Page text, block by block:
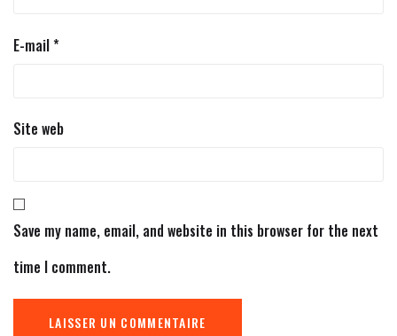
E-mail*
Site web
Save my name, email, and website in this browser for the next
time I comment.